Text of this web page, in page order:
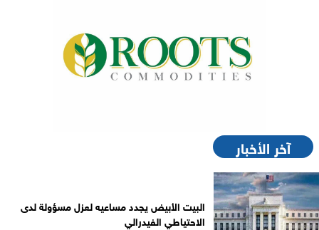
آخر الأخبار
البيت الأبيض يجدد مساعيه لعزل مسؤولة لدى
الاحتياطي الفيدرالي